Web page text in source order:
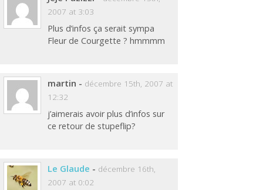
2007 at 3:03
Plus d’infos ça serait sympa
Fleur de Courgette ? hmmmm
martin - décembre 15th, 2007 at
12:32
j’aimerais avoir plus d’infos sur
ce retour de stupeflip?
Le Glaude - décembre 16th,
2007 at 0:02